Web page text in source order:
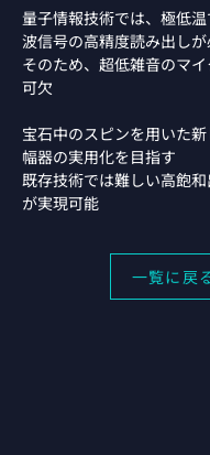
量子情報技術では、極低
波信号の高精度読み出し
そのため、超低雑音のマ
可欠
宝石中のスピンを用いた
幅器の実用化を目指す
既存技術では難しい高飽
が実現可能
一覧に戻